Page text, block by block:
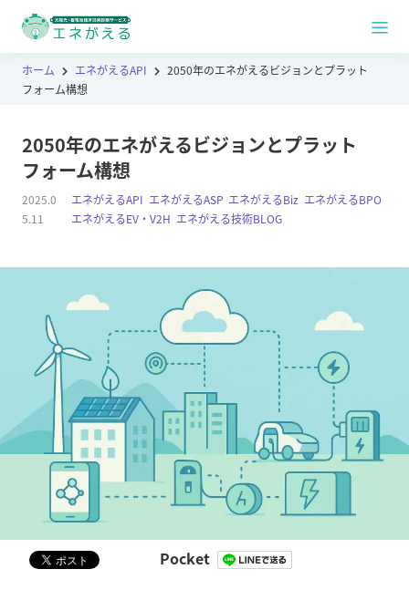
ホーム エネがえるAPI
2050年のエネがえるビジョンとプラット
フォーム構想
2050年のエネがえるビジョンとプラット
フォーム構想
エネがえるAPI エネがえるASP エネがえるBiz エネがえるBPO
エネがえるEV・V2H エネがえる技術BLOG
2025.0
5.11
Pocket